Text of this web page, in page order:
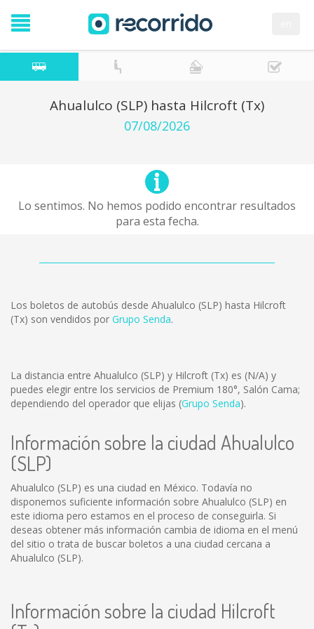
Ahualulco (SLP) hasta Hilcroft (Tx)
07/08/2026
Lo sentimos. No hemos podido encontrar resultados
para esta fecha.
Los boletos de autobús desde Ahualulco (SLP) hasta Hilcroft
(Tx) son vendidos por Grupo Senda.
La distancia entre Ahualulco (SLP) y Hilcroft (Tx) es (N/A) y
puedes elegir entre los servicios de Premium 180°, Salón Cama;
dependiendo del operador que elijas (Grupo Senda).
Información sobre la ciudad Ahualulco
(SLP)
Ahualulco (SLP) es una ciudad en México. Todavía no
disponemos suficiente información sobre Ahualulco (SLP) en
este idioma pero estamos en el proceso de conseguirla. Si
deseas obtener más información cambia de idioma en el menú
del sitio o trata de buscar boletos a una ciudad cercana a
Ahualulco (SLP).
Información sobre la ciudad Hilcroft